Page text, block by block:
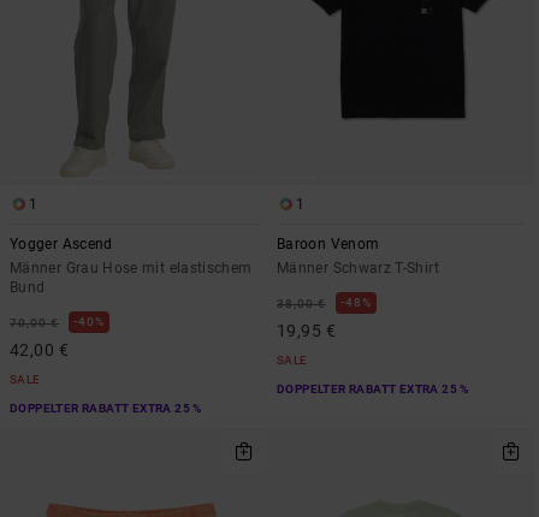
1
Yogger Ascend
Männer Grau Hose mit elastischem
Bund
70,00 € 40%
42,00 €
SALE
DOPPELTER RABATT EXTRA 25 %
1
Baroon Venom
Männer Schwarz T-Shirt
38,00 € 48%
19,95 €
SALE
DOPPELTER RABATT EXTRA 25 %